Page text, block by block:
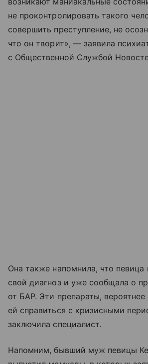
не проконтролировать такого
совершить преступление, не
что он творит», — заявила
с Общественной Службой
Она также напомнила, что певица
свой диагноз и уже сообщала о
от БАР. Эти препараты, вероятнее
ей справиться с кризисными
заключила специалист.
Напомним, бывший муж певицы